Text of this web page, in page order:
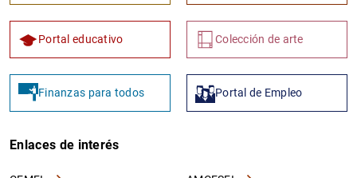
Portal educativo Colección de arte
Finanzas para todos Portal de Empleo
Enlaces de interés